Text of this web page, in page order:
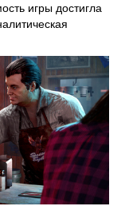
игры достигла